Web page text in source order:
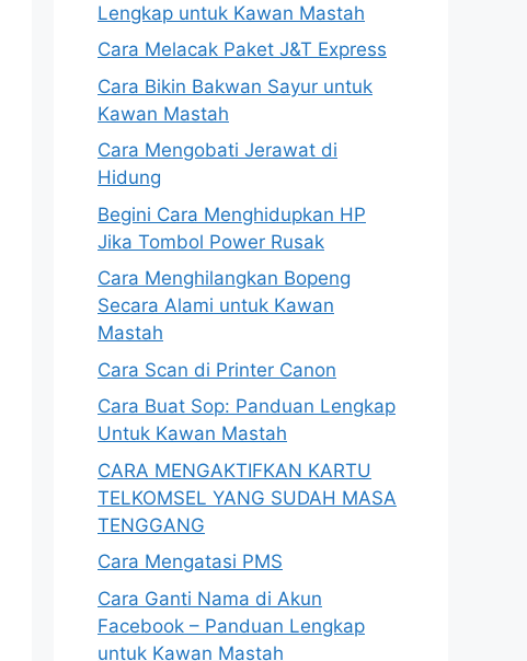
Lengkap untuk Kawan Mastah
Cara Melacak Paket J&T Express
Cara Bikin Bakwan Sayur untuk
Kawan Mastah
Cara Mengobati Jerawat di
Hidung
Begini Cara Menghidupkan HP
Jika Tombol Power Rusak
Cara Menghilangkan Bopeng
Secara Alami untuk Kawan
Mastah
Cara Scan di Printer Canon
Cara Buat Sop: Panduan Lengkap
Untuk Kawan Mastah
CARA MENGAKTIFKAN KARTU
TELKOMSEL YANG SUDAH MASA
TENGGANG
Cara Mengatasi PMS
Cara Ganti Nama di Akun
Facebook – Panduan Lengkap
untuk Kawan Mastah